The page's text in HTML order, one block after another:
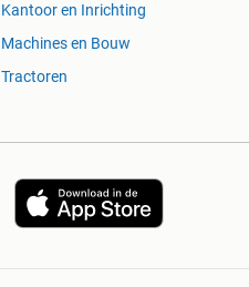
Kantoor en Inrichting
Machines en Bouw
Tractoren